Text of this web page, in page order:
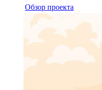
Обзор проекта